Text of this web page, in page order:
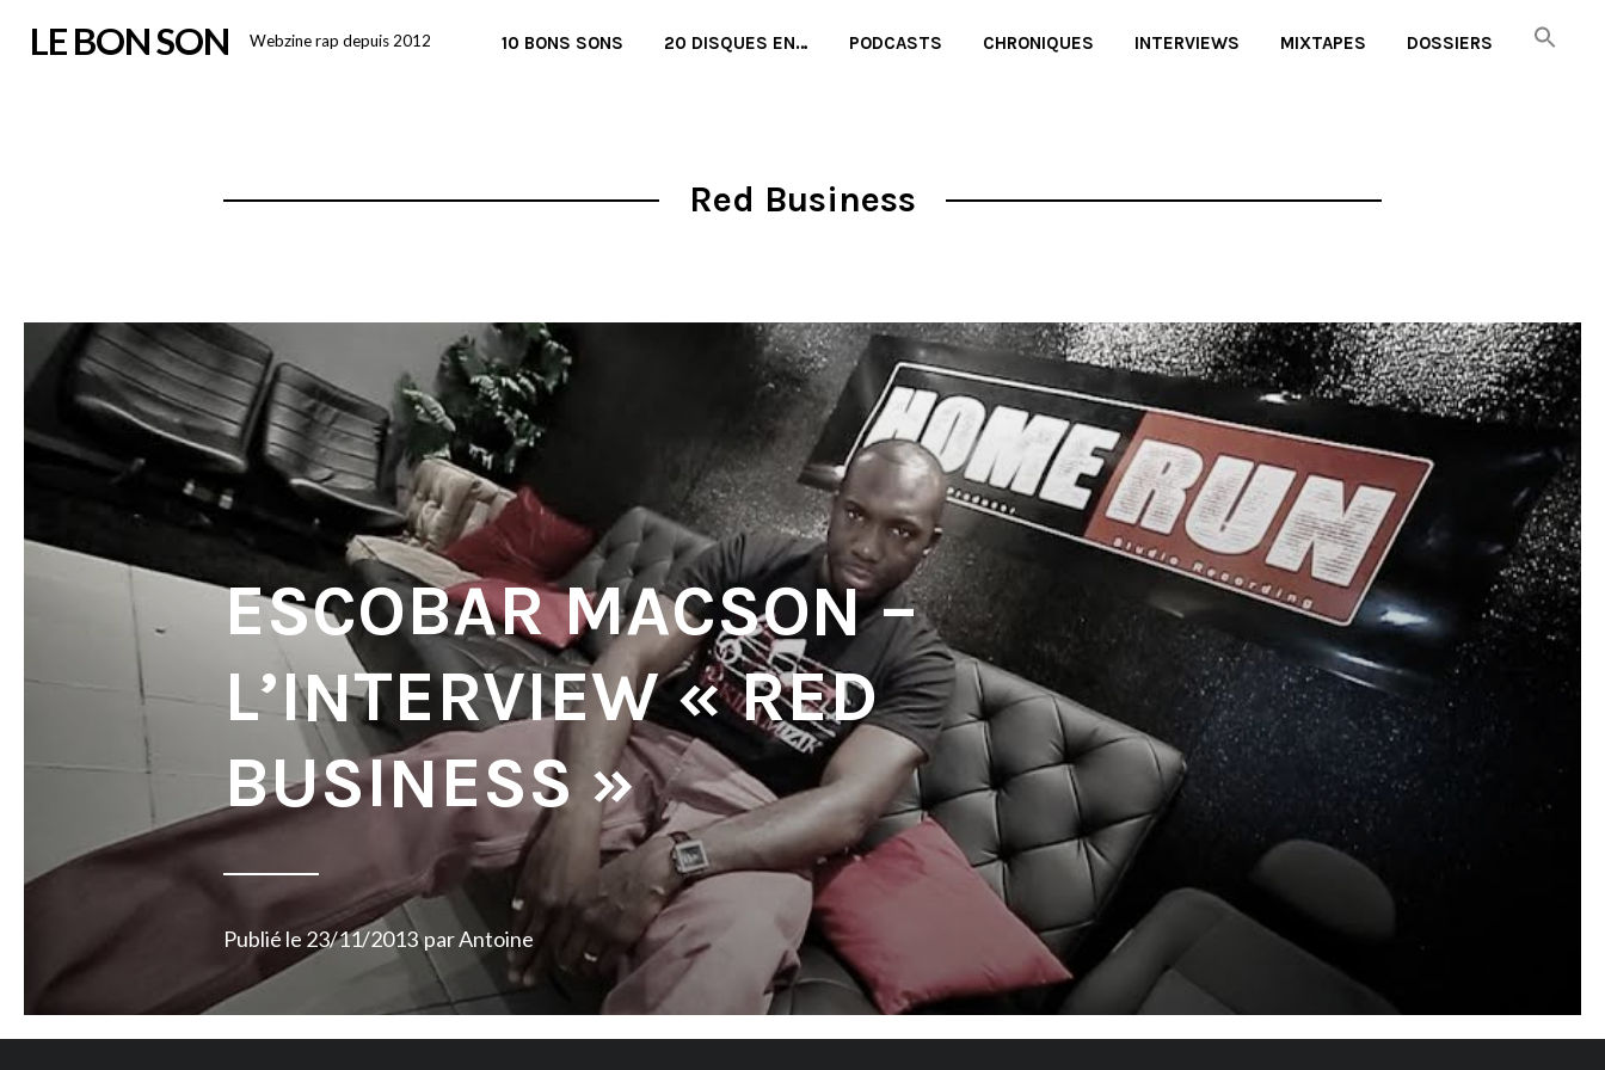
LE BON SON Webzine rap depuis 2012 10 BONS SONS 20 DISQUES EN… PODCASTS CHRONIQUES INTERVIEWS MIXTAPES DOSSIERS
Red Business
ESCOBAR MACSON –
L’INTERVIEW « RED
BUSINESS »
Publié le23/11/2013 parAntoine